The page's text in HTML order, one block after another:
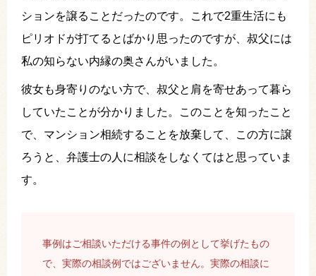
ションを譲ることだったのです。これで2重生活にも
ピリオドが打てるとばかり思ったのですが、叔父には
私の知らない内縁の奥さんがいました。
彼女も身寄りのない方で、叔父と肩を寄せあって暮ら
していたことが分かりました。このことを知ったこと
で、マンション相続することを放棄して、この方に譲
ろうと、弁護士の人に相談をしなくてはと思っていま
す。
事例はご相談いただける事件の例として挙げたもの
で、実際の相談例ではございません。実際の相談に